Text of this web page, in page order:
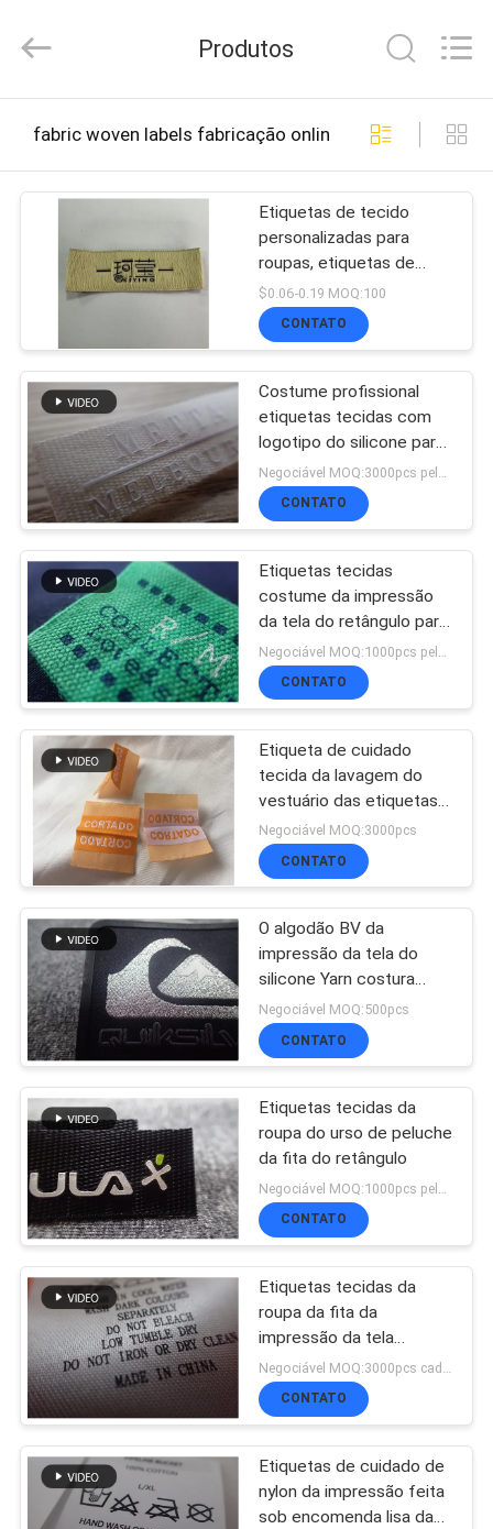
CASA
PRODUTOS
QUEM
FÁBRICA
CONTROLE
DE
QUALIDADE
FALE
CONOSCO
NOTÍCIAS
TODOS
OS
CASOS
VR
SHOW
MAPA
DO
SITE
POLÍTICA
DE
PRIVACIDADE
T&K
Produtos
fabric woven labels fabricação online
Etiquetas de tecido
personalizadas para
roupas, etiquetas de
roupas de alta qualidade,
etiquetas personalizadas
de marcas de moda
$0.06-0.19 MOQ:100
CONTATO
Costume profissional
etiquetas tecidas com
logotipo do silicone para
o vestuário/chapéu
CONTATO
Etiquetas tecidas
costume da impressão
da tela do retângulo para
a roupa, chapéus
CONTATO
Etiqueta de cuidado
tecida da lavagem do
vestuário das etiquetas
de instrução da fita da
lavagem da cópia da
etiqueta
Negociável MOQ:3000pcs
CONTATO
O algodão BV da
impressão da tela do
silicone Yarn costura
etiquetas
Negociável MOQ:500pcs
CONTATO
Etiquetas tecidas da
roupa do urso de peluche
da fita do retângulo
CONTATO
Etiquetas tecidas da
roupa da fita da
impressão da tela
cuidado lavável para o
polo, revestimento,
calças
CONTATO
Etiquetas de cuidado de
nylon da impressão feita
sob encomenda lisa da